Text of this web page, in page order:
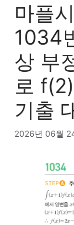
마플
1034
상 부
로
기출
2026년 06월